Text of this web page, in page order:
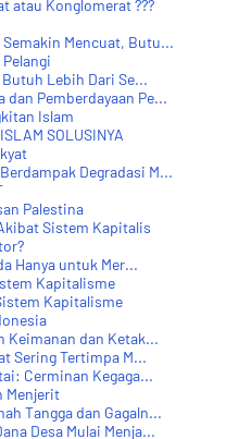
atau Konglomerat ???
Mencuat, Butu...
Lebih Dari Se...
dan Pemberdayaan Pe...
Islam
SOLUSINYA
Degradasi M...
Palestina
Sistem Kapitalis
Hanya untuk Mer...
Kapitalisme
Kapitalisme
Keimanan dan Ketak...
Sering Tertimpa M...
Cerminan Kegaga...
Menjerit
Tangga dan Gagaln...
Desa Mulai Menja...